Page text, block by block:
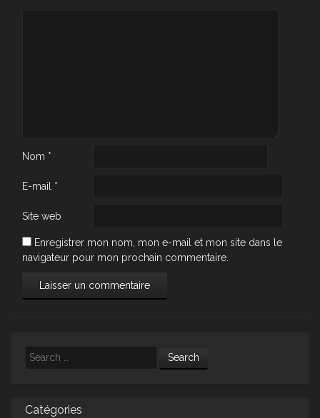
Nom *
E-mail *
Site web
Enregistrer mon nom, mon e-mail et mon site dans le
navigateur pour mon prochain commentaire.
Search
Catégories